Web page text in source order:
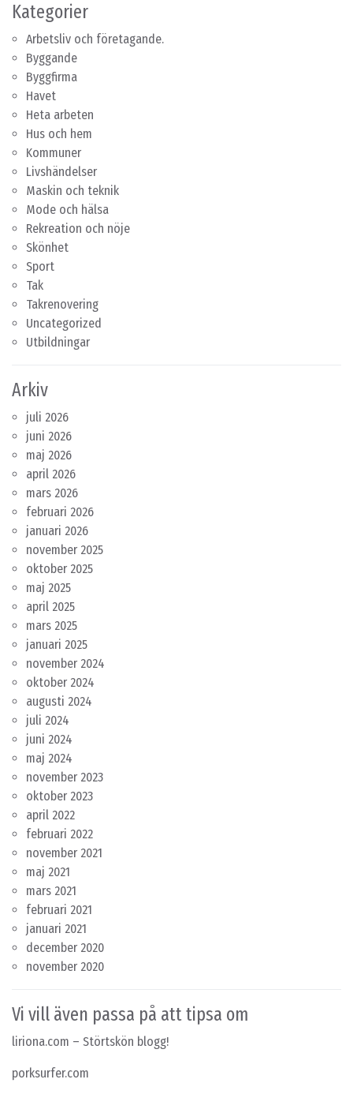
Kategorier
Arbetsliv och företagande.
Byggande
Byggfirma
Havet
Heta arbeten
Hus och hem
Kommuner
Livshändelser
Maskin och teknik
Mode och hälsa
Rekreation och nöje
Skönhet
Sport
Tak
Takrenovering
Uncategorized
Utbildningar
Arkiv
juli 2026
juni 2026
maj 2026
april 2026
mars 2026
februari 2026
januari 2026
november 2025
oktober 2025
maj 2025
april 2025
mars 2025
januari 2025
november 2024
oktober 2024
augusti 2024
juli 2024
juni 2024
maj 2024
november 2023
oktober 2023
april 2022
februari 2022
november 2021
maj 2021
mars 2021
februari 2021
januari 2021
december 2020
november 2020
Vi vill även passa på att tipsa om
liriona.com – Störtskön blogg!
porksurfer.com